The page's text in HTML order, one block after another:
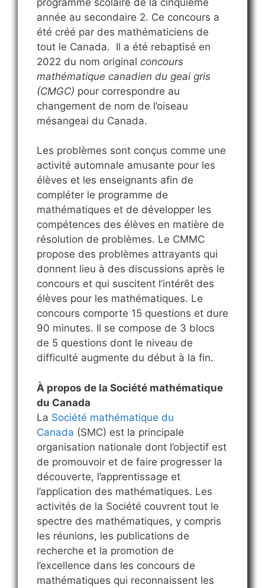
année au secondaire 2. Ce concours a
été créé par des mathématiciens de
tout le Canada. Il a été rebaptisé en
2022 du nom original concours
mathématique canadien du geai gris
(CMGC) pour correspondre au
changement de nom de l’oiseau
mésangeai du Canada.
Les problèmes sont conçus comme une
activité automnale amusante pour les
élèves et les enseignants afin de
compléter le programme de
mathématiques et de développer les
compétences des élèves en matière de
résolution de problèmes. Le CMMC
propose des problèmes attrayants qui
donnent lieu à des discussions après le
concours et qui suscitent l’intérêt des
élèves pour les mathématiques. Le
concours comporte 15 questions et dure
90 minutes. Il se compose de 3 blocs
de 5 questions dont le niveau de
difficulté augmente du début à la fin.
À propos de la Société mathématique
du Canada
La Société mathématique du
Canada (SMC) est la principale
organisation nationale dont l’objectif est
de promouvoir et de faire progresser la
découverte, l’apprentissage et
l’application des mathématiques. Les
activités de la Société couvrent tout le
spectre des mathématiques, y compris
les réunions, les publications de
recherche et la promotion de
l’excellence dans les concours de
mathématiques qui reconnaissent les